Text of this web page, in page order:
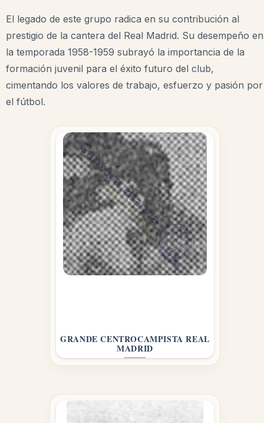
El legado de este grupo radica en su contribución al
prestigio de la cantera del Real Madrid. Su desempeño en
la temporada 1958-1959 subrayó la importancia de la
formación juvenil para el éxito futuro del club,
cimentando los valores de trabajo, esfuerzo y pasión por
el fútbol.
GRANDE CENTROCAMPISTA REAL
MADRID